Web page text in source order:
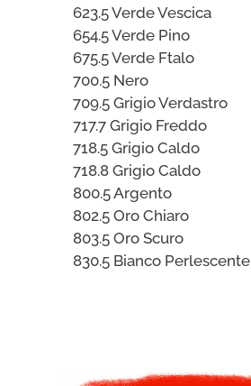
623.5 Verde Vescica
654.5 Verde Pino
675.5 Verde Ftalo
700.5 Nero
709.5 Grigio Verdastro
717.7 Grigio Freddo
718.5 Grigio Caldo
718.8 Grigio Caldo
800.5 Argento
802.5 Oro Chiaro
803.5 Oro Scuro
830.5 Bianco Perlescente